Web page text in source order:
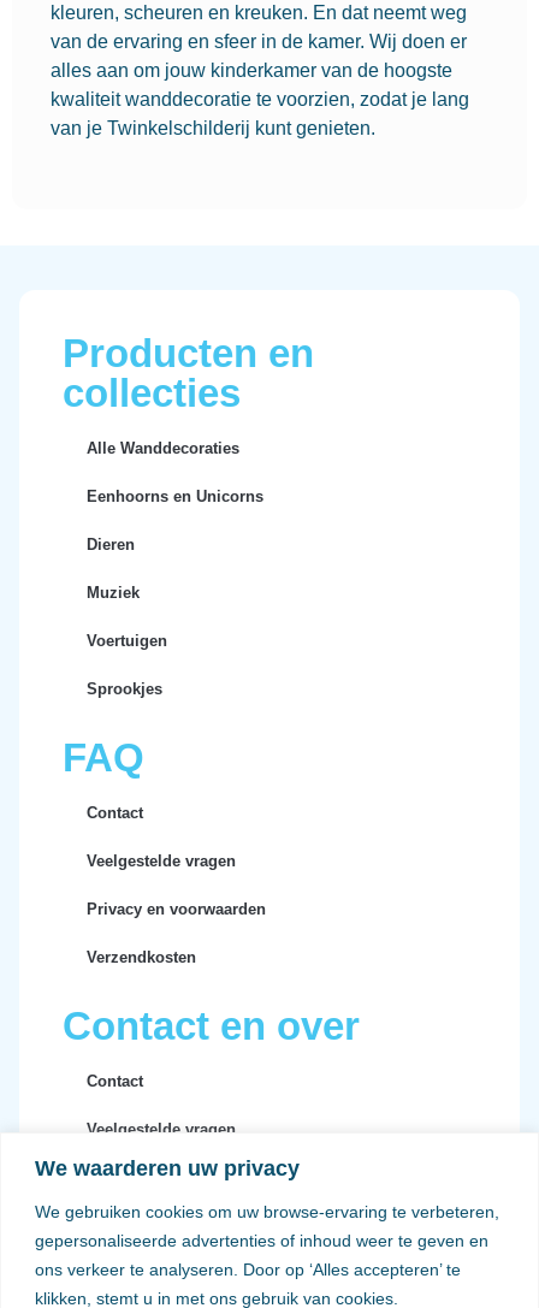
We waarderen uw privacy
We gebruiken cookies om uw browse-ervaring te verbeteren,
gepersonaliseerde advertenties of inhoud weer te geven en
ons verkeer te analyseren. Door op ‘Alles accepteren’ te
klikken, stemt u in met ons gebruik van cookies.
kleuren, scheuren en kreuken. En dat neemt weg
van de ervaring en sfeer in de kamer. Wij doen er
alles aan om jouw kinderkamer van de hoogste
kwaliteit wanddecoratie te voorzien, zodat je lang
van je Twinkelschilderij kunt genieten.
Producten en
collecties
Alle Wanddecoraties
Eenhoorns en Unicorns
Dieren
Muziek
Voertuigen
Sprookjes
FAQ
Contact
Veelgestelde vragen
Privacy en voorwaarden
Verzendkosten
Contact en over
Contact
Veelgestelde vragen
Privacy en voorwaarden